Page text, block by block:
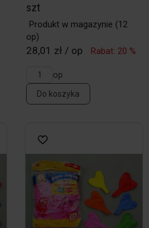
szt
Produkt w magazynie (12
op)
28,01 zł / op Rabat: 20 %
op
Do koszyka